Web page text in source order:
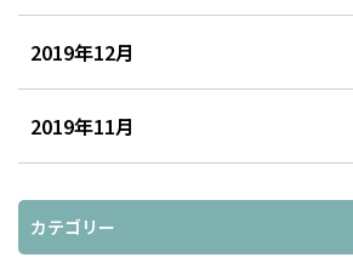
2019年12月
2019年11月
カテゴリー